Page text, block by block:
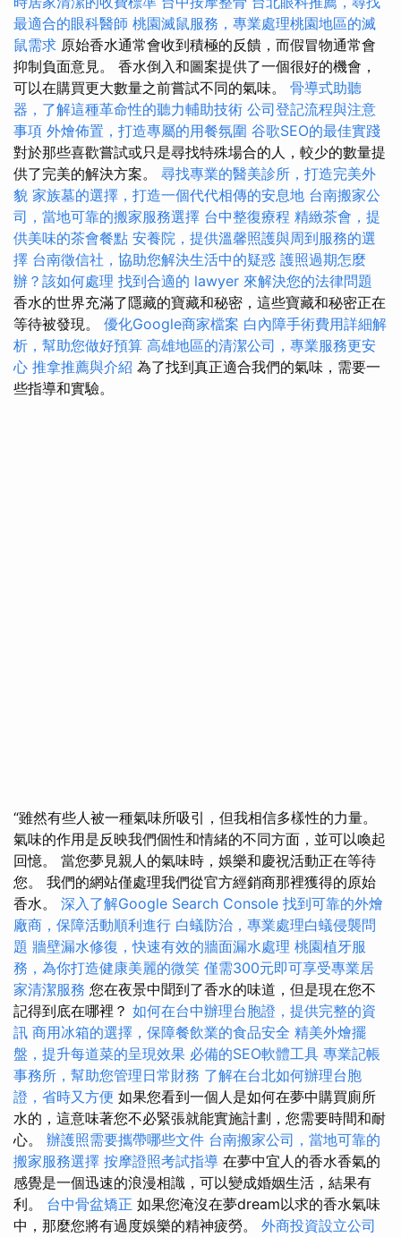
最適合的眼科醫師 桃園滅鼠服務，專業處理桃園地區的滅
鼠需求 原始香水通常會收到積極的反饋，而假冒物通常會
抑制負面意見。 香水倒入和圖案提供了一個很好的機會，
可以在購買更大數量之前嘗試不同的氣味。 骨導式助聽
器，了解這種革命性的聽力輔助技術 公司登記流程與注意
事項 外燴佈置，打造專屬的用餐氛圍 谷歌SEO的最佳實踐
對於那些喜歡嘗試或只是尋找特殊場合的人，較少的數量提
供了完美的解決方案。 尋找專業的醫美診所，打造完美外
貌 家族墓的選擇，打造一個代代相傳的安息地 台南搬家公
司，當地可靠的搬家服務選擇 台中整復療程 精緻茶會，提
供美味的茶會餐點 安養院，提供溫馨照護與周到服務的選
擇 台南徵信社，協助您解決生活中的疑惑 護照過期怎麼
辦？該如何處理 找到合適的 lawyer 來解決您的法律問題
香水的世界充滿了隱藏的寶藏和秘密，這些寶藏和秘密正在
等待被發現。 優化Google商家檔案 白內障手術費用詳細解
析，幫助您做好預算 高雄地區的清潔公司，專業服務更安
心 推拿推薦與介紹 為了找到真正適合我們的氣味，需要一
些指導和實驗。
“雖然有些人被一種氣味所吸引，但我相信多樣性的力量。
氣味的作用是反映我們個性和情緒的不同方面，並可以喚起
回憶。 當您夢見親人的氣味時，娛樂和慶祝活動正在等待
您。 我們的網站僅處理我們從官方經銷商那裡獲得的原始
香水。 深入了解Google Search Console 找到可靠的外燴
廠商，保障活動順利進行 白蟻防治，專業處理白蟻侵襲問
題 牆壁漏水修復，快速有效的牆面漏水處理 桃園植牙服
務，為你打造健康美麗的微笑 僅需300元即可享受專業居
家清潔服務 您在夜景中聞到了香水的味道，但是現在您不
記得到底在哪裡？ 如何在台中辦理台胞證，提供完整的資
訊 商用冰箱的選擇，保障餐飲業的食品安全 精美外燴擺
盤，提升每道菜的呈現效果 必備的SEO軟體工具 專業記帳
事務所，幫助您管理日常財務 了解在台北如何辦理台胞
證，省時又方便 如果您看到一個人是如何在夢中購買廁所
水的，這意味著您不必緊張就能實施計劃，您需要時間和耐
心。 辦護照需要攜帶哪些文件 台南搬家公司，當地可靠的
搬家服務選擇 按摩證照考試指導 在夢中宜人的香水香氣的
感覺是一個迅速的浪漫相識，可以變成婚姻生活，結果有
利。 台中骨盆矯正 如果您淹沒在夢dream以求的香水氣味
中，那麼您將有過度娛樂的精神疲勞。 外商投資設立公司